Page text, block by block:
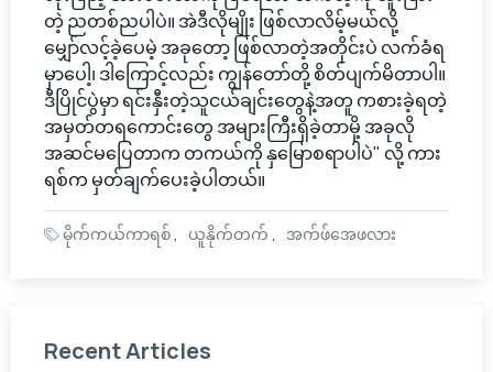
တဲ့ ညတစ်ညပါပဲ။ အဲဒီလိုမျိုး ဖြစ်လာလိမ့်မယ်လို့
မျှော်လင့်ခဲ့ပေမဲ့ အခုတော့ ဖြစ်လာတဲ့အတိုင်းပဲ လက်ခံရ
မှာပေါ့၊ ဒါကြောင့်လည်း ကျွန်တော်တို့ စိတ်ပျက်မိတာပါ။
ဒီပြိုင်ပွဲမှာ ရင်းနှီးတဲ့သူငယ်ချင်းတွေနဲ့အတူ ကစားခဲ့ရတဲ့
အမှတ်တရကောင်းတွေ အများကြီးရှိခဲ့တာမို့ အခုလို
အဆင်မပြေတာက တကယ်ကို နှမြောစရာပါပဲ" လို့ ကား
ရစ်က မှတ်ချက်ပေးခဲ့ပါတယ်။
မိုက်ကယ်ကာရစ် ယူနိုက်တက် အက်ဖ်အေဖလား
Recent Articles